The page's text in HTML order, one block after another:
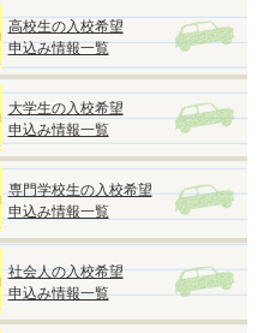
高校生の入校希望
申込み情報一覧
大学生の入校希望
申込み情報一覧
専門学校生の入校希望
申込み情報一覧
社会人の入校希望
申込み情報一覧